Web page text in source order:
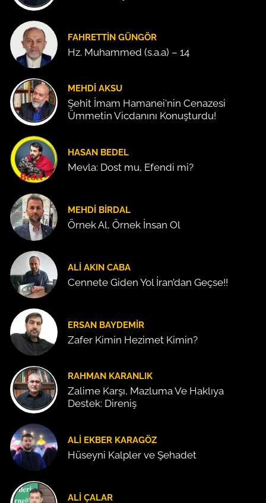
FAHRETTIN GÜNGÖR
Hz. Muhammed (s.a.a) – 14
MEHDI AKSU
Şehit İmam Hamanei'nin Cenazesi
Ümmetin Vicdanını Konuşturdu!
HASAN BEDEL
Mevla: Dost mu, Efendi mi?
MEHDI BIRDAL
Örnek Al, Örnek İnsan Ol
ALI AKIN CABA
Cennete Giden Yol İran’dan Geçse!!
ERSAN BAYDEMIR
Zafer Kimin Hezimet Kimin?
RAHMAN KARANLIK
Zalime Karşı, Mazluma Ve Haklıya
Destek: Direniş
ALI EKBER KARAGÖZ
Hüseyni Kalpler ve Şehadet
ALI ÇALAR